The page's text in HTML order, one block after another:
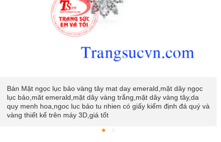
Bán Mặt ngọc lục bảo vàng tây mat day emerald,mặt dây ngọc
lục bảo,măt emerald,mặt dây vàng trắng,mặt dây vàng tây,da
quy menh hoa,ngoc luc bảo tu nhien có giấy kiểm định đá quý và
vàng thiết kế trên máy 3D,giá tốt